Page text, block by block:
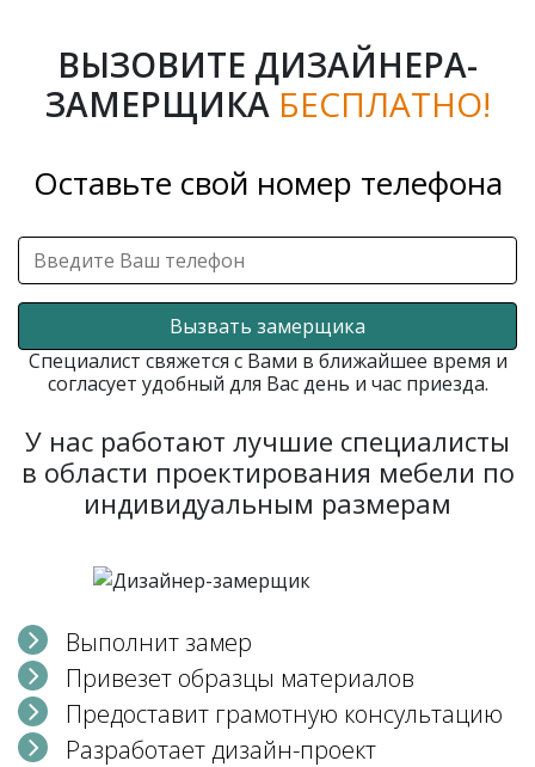
ВЫЗОВИТЕ ДИЗАЙНЕРА-
ЗАМЕРЩИКА БЕСПЛАТНО!
Оставьте свой номер телефона
Вызвать замерщика
Специалист свяжется с Вами в ближайшее время и
согласует удобный для Вас день и час приезда.
У нас работают лучшие специалисты
в области проектирования мебели по
индивидуальным размерам
Выполнит замер
Привезет образцы материалов
Предоставит грамотную консультацию
Разработает дизайн-проект